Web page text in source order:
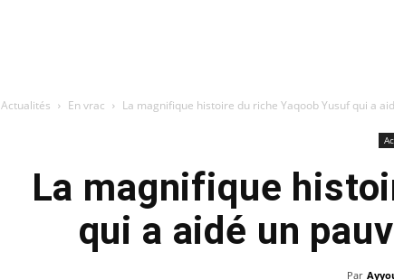
Actualités En vrac La magnifique histoire du riche Yaqoob Yusuf qui a
La magnifique
qui a aidé un
Par